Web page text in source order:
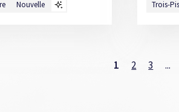
Nouvelle Trois-
1 2 3 ...